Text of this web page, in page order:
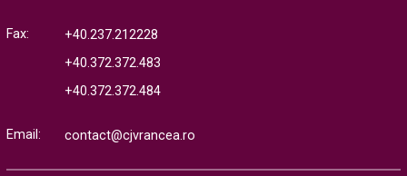
Fax:
+40.237.212228
+40.372.372.483
+40.372.372.484
Email: contact@cjvrancea.ro